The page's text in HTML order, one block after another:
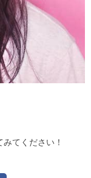
てください！